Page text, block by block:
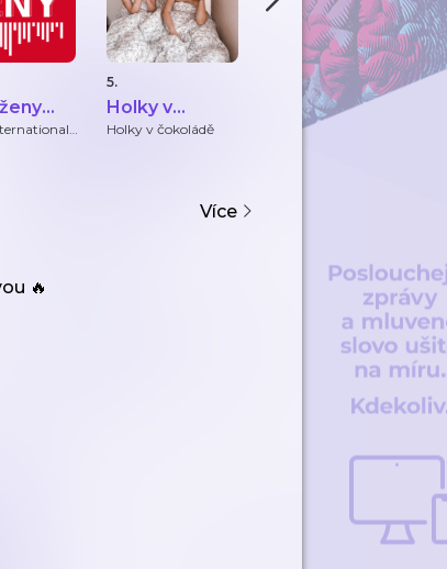
5.
Holky v
čokoládě
Holky v čokoládě
Prima
HOROSKOPY
FTV Prima
Více
🔥